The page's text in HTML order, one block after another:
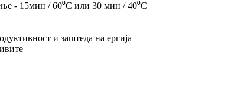
- 15мин / 60⁰C или 30 мин / 40⁰C
и заштеда на ергија